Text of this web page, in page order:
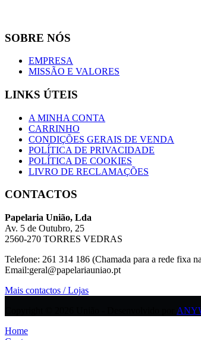
SOBRE NÓS
EMPRESA
MISSÃO E VALORES
LINKS ÚTEIS
A MINHA CONTA
CARRINHO
CONDIÇÕES GERAIS DE VENDA
POLÍTICA DE PRIVACIDADE
POLÍTICA DE COOKIES
LIVRO DE RECLAMAÇÕES
CONTACTOS
Papelaria União, Lda
Av. 5 de Outubro, 25
2560-270 TORRES VEDRAS
Telefone: 261 314 186 (Chamada para a rede fixa
Email:geral@papelariauniao.pt
Mais contactos / Lojas
Home